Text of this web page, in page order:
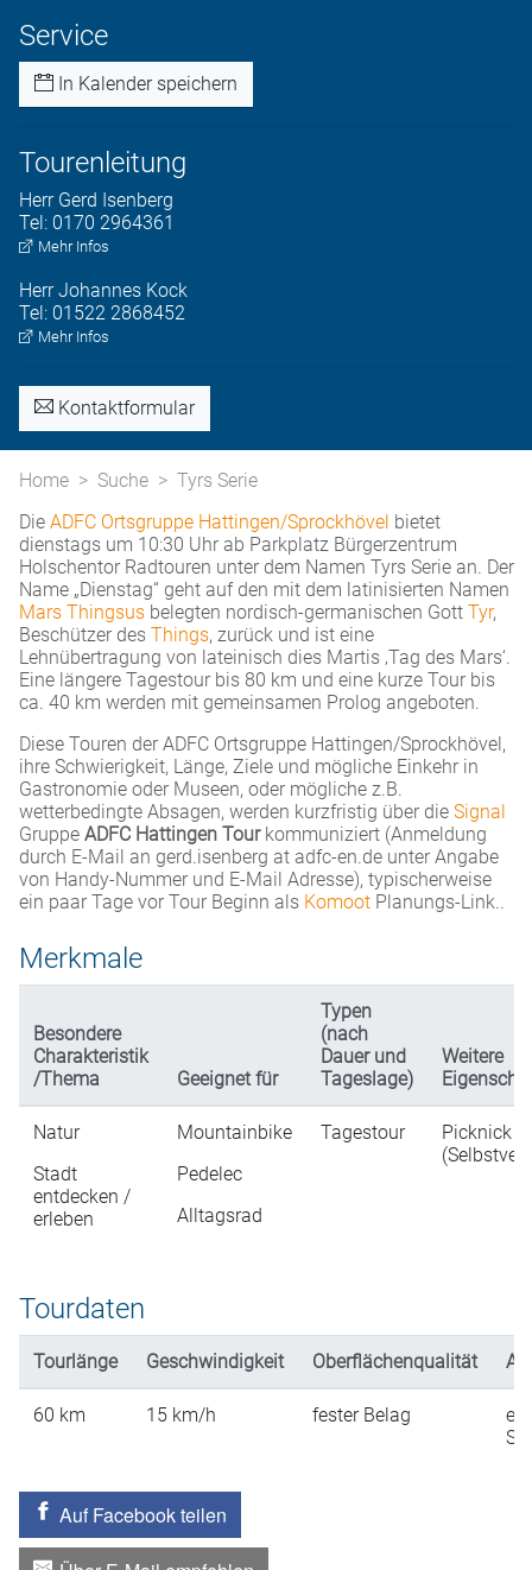
Service
In Kalender speichern
Tourenleitung
Herr Gerd Isenberg
Tel: 0170 2964361
Mehr Infos
Herr Johannes Kock
Tel: 01522 2868452
Mehr Infos
Kontaktformular
Home Suche
Tyrs Serie
Die ADFC Ortsgruppe Hattingen/Sprockhövel bietet
dienstags um 10:30 Uhr ab Parkplatz Bürgerzentrum
Holschentor Radtouren unter dem Namen Tyrs Serie an. Der
Name „Dienstag“ geht auf den mit dem latinisierten Namen
Mars Thingsus belegten nordisch-germanischen Gott Tyr,
Beschützer des Things, zurück und ist eine
Lehnübertragung von lateinisch dies Martis ‚Tag des Mars‘.
Eine längere Tagestour bis 80 km und eine kurze Tour bis
ca. 40 km werden mit gemeinsamen Prolog angeboten.
Diese Touren der ADFC Ortsgruppe Hattingen/Sprockhövel,
ihre Schwierigkeit, Länge, Ziele und mögliche Einkehr in
Gastronomie oder Museen, oder mögliche z.B.
wetterbedingte Absagen, werden kurzfristig über die Signal
Gruppe ADFC Hattingen Tourkommuniziert (Anmeldung
durch E-Mail an gerd.isenberg at adfc-en.de unter Angabe
von Handy-Nummer und E-Mail Adresse), typischerweise
ein paar Tage vor Tour Beginn als Komoot Planungs-Link..
Merkmale
Besondere
Charakteristik
/Thema
Geeignet für
Typen
(nach
Dauer und
Tageslage)
Weitere
Natur
Stadt
entdecken /
erleben
Mountainbike
Pedelec
Alltagsrad
Tagestour
Picknick
Tourdaten
Tourlänge Geschwindigkeit Oberflächenqualität
60 km 15 km/h fester Belag
Auf Facebook teilen